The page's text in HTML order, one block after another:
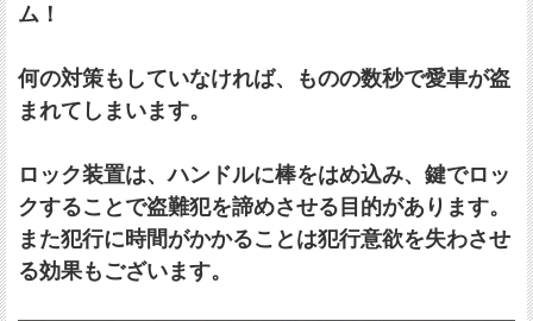
ム！
何の対策もしていなければ、ものの数秒で愛車が盗
まれてしまいます。
ロック装置は、ハンドルに棒をはめ込み、鍵でロッ
クすることで盗難犯を諦めさせる目的があります。
また犯行に時間がかかることは犯行意欲を失わさせ
る効果もございます。